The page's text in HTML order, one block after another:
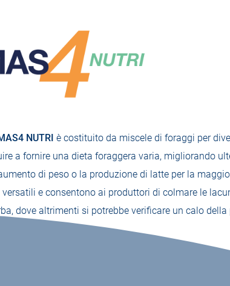
NUTRI è costituito da miscele di foraggi per
a fornire una dieta foraggera varia, migliorando
di peso o la produzione di latte per la
e consentono ai produttori di colmare le
dove altrimenti si potrebbe verificare un calo della